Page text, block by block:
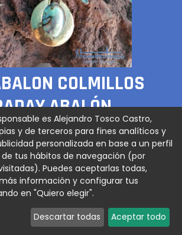
COLMILLOS
ABALÓN
AGREGAR AL CARRITO
es Alejandro Tosco Castro,
y de terceros para fines analíticos y
personalizada en base a un perfil
tus hábitos de navegación (por
Puedes aceptarlas todas,
información y configurar tus
en "Quiero elegir".
Descartar todas Aceptar todo